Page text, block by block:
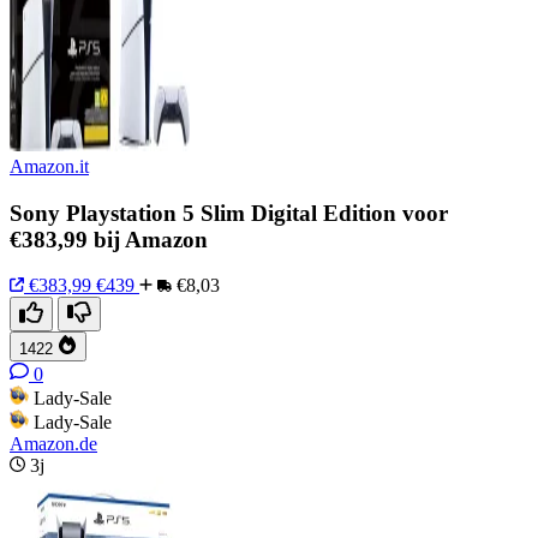
Amazon.it
Sony Playstation 5 Slim Digital Edition voor
€383,99 bij Amazon
€383,99 €439 €8,03
1422
0
Lady-Sale
Lady-Sale
Amazon.de
3j